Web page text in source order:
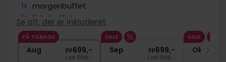
1x morgenbuffet
1x fiskebuffet
1x kaffe/te og kage på ankomstdagen
∞ Gratis internet og parkering
Se alt, der er inkluderet
FÅ TILBAGE
Aug pp699,-
I alt 1398,-
SALE
Sep pp699,-
I alt 1398,-
SALE
Okt